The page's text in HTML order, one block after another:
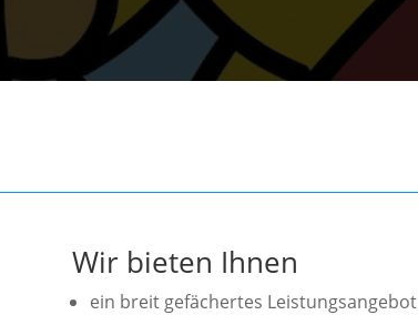
Wir bieten Ihnen
ein breit gefächertes Leistungsangebot